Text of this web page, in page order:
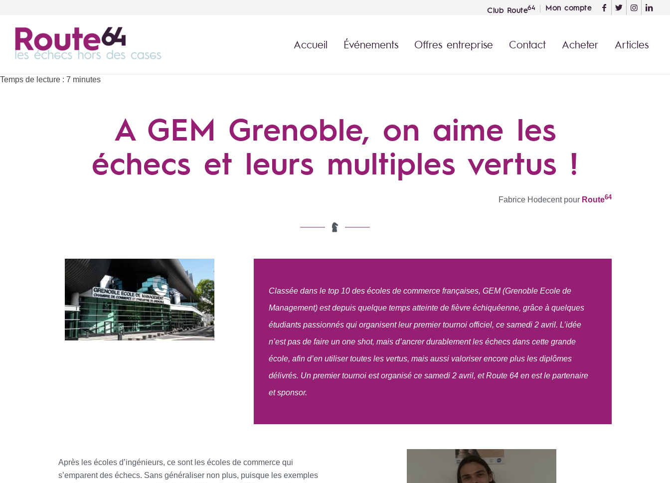
Club Route64 Mon compte
Accueil Événements Offres entreprise Contact Acheter Articles
Temps de lecture : 7 minutes
A GEM Grenoble, on aime les
échecs et leurs multiples vertus !
Fabrice Hodecent pour Route64
Classée dans le top 10 des écoles de commerce françaises, GEM (Grenoble Ecole de
Management) est depuis quelque temps atteinte de fièvre échiquéenne, grâce à quelques
étudiants passionnés qui organisent leur premier tournoi officiel, ce samedi 2 avril. L’idée
n’est pas de faire un one shot, mais d’ancrer durablement les échecs dans cette grande
école, afin d’en utiliser toutes les vertus, mais aussi valoriser encore plus les diplômes
délivrés. Un premier tournoi est organisé ce samedi 2 avril, et Route 64 en est le partenaire
et sponsor.
Après les écoles d’ingénieurs, ce sont les écoles de commerce qui
s’emparent des échecs. Sans généraliser non plus, puisque les exemples